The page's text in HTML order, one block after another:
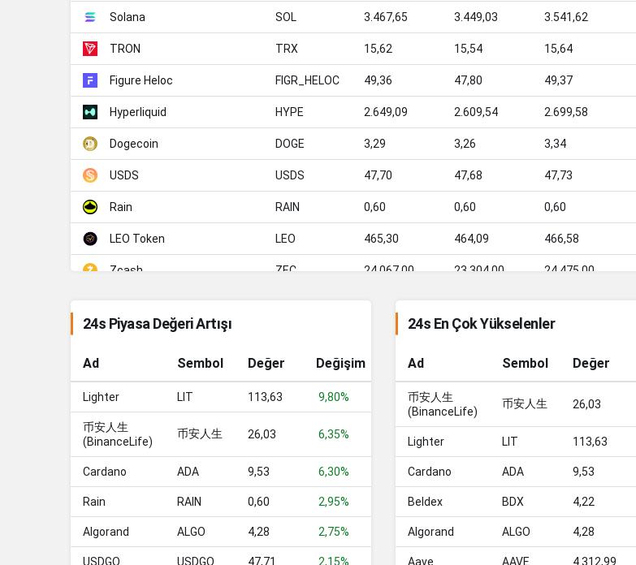
Solana SOL 3.467,65 3.449,03 3.541,62
TRON TRX 15,62 15,54 15,64
Figure Heloc FIGR_HELOC 49,36 47,80 49,37
Hyperliquid HYPE 2.649,09 2.609,54 2.699,58
Dogecoin DOGE 3,29 3,26 3,34
USDS USDS 47,70 47,68 47,73
Rain RAIN 0,60 0,60 0,60
LEO Token LEO 465,30 464,09 466,58
Zcash ZEC 24.067,00 23.304,00 24.475,00
Monero 17.599,22 17.131,44
WhiteBIT Coin WBT 2.653,55 2.682,59
Chainlink LINK 397,27
Stellar 7,61 7,78
Dai DAI 47,70 47,68 47,73
USD1
Ethena USDe
24s Piyasa Değeri Artışı
Ad Sembol Değer Değişim
Lighter LIT 113,63 9,80%
币安人生
(BinanceLife)
币安人生 26,03 6,35%
Cardano ADA 9,53 6,30%
Rain RAIN 0,60 2,95%
Algorand ALGO 4,28 2,75%
USDGO USDGO 47,71 2,15%
24s En Çok Yükselenler
Ad Sembol Değer
币安人生
(BinanceLife)
币安人生 26,03
Lighter LIT 113,63
Cardano ADA 9,53
Beldex BDX 4,22
Algorand ALGO 4,28
Aave AAVE 4.312,99